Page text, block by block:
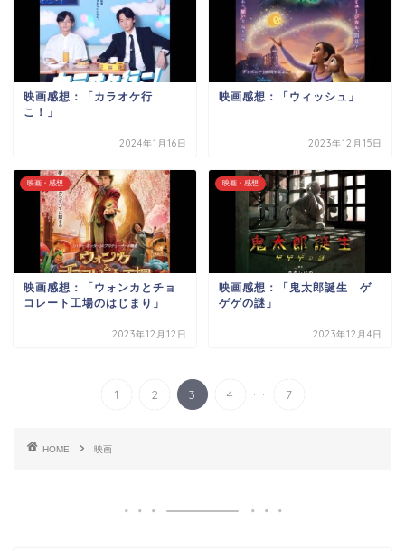
映画感想：「カラオケ行
こ！」
2024年1月16日
映画感想：「ウィッシュ」
2023年12月15日
映画・感想
映画感想：「ウォンカとチョ
コレート工場のはじまり」
2023年12月12日
映画・感想
映画感想：「鬼太郎誕生 ゲ
ゲゲの謎」
2023年12月4日
1 2 3 4 ... 7
HOME 映画